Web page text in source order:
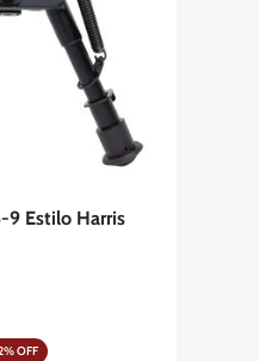
9 Estilo Harris
% OFF